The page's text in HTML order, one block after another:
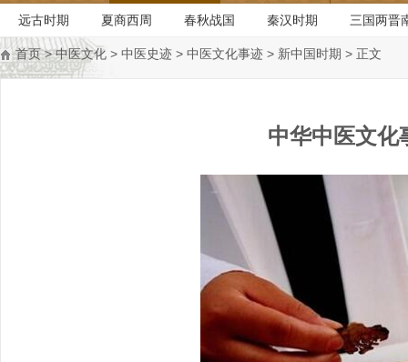
远古时期 夏商西周 春秋战国 秦汉时期 三国两晋
首页>中医文化 > 中医史迹 > 中医文化事迹 > 新中国时期 > 正文
中华中医文化